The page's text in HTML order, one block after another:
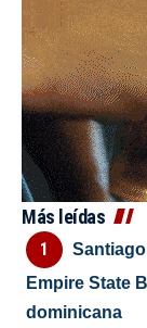
Más leídas
Empire State
dominicana